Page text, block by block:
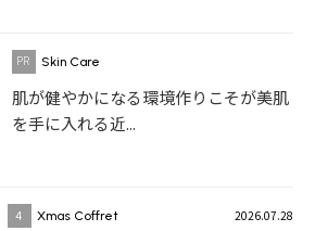
Skin Care
肌が健やかになる環境作りこそが美肌
を手に入れる近...
4 Xmas Coffret 2026.07.28